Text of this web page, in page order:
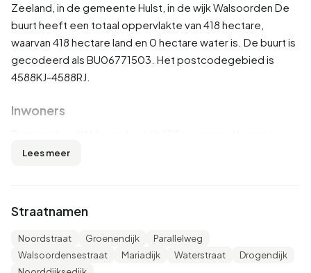
Zeeland , in de gemeente Hulst , in de wijkWalsoorden De
buurt heeft een totaal oppervlakte van 418 hectare,
waarvan 418 hectare land en 0 hectare water is. De buurt is
gecodeerd als BU06771503. Het postcodegebied is
4588KJ-4588RJ.
Inwoners
56,7% man en 43,3% vrouw. De meeste inwoners zijn 45
26,7% is ongehuwd, 56,7% is gehuwd, 6,7% is gescheiden
en 6,7% is verweduwd. 125 inwoners komen uit Nederland,
20 komen uit Europa en 5 komen uit landen buiten Europa.
Lees meer
Straatnamen
Noordstraat Groenendijk
Parallelweg
Walsoordensestraat
Mariadijk Waterstraat
Drogendijk